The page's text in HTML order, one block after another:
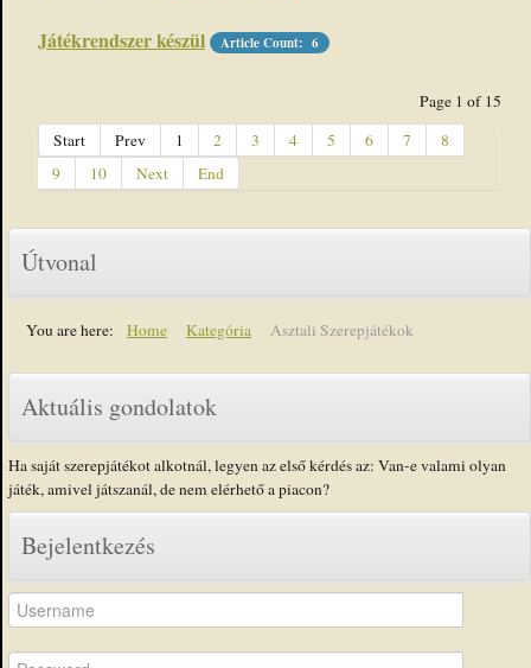
Játékrendszer készül Article Count: 6
Page 1 of 15
Start
Prev 1 2 3 4 5 6 7
8
9
10 Next End
Útvonal
You are here: Home Kategória Asztali Szerepjátékok
Aktuális gondolatok
Ha saját szerepjátékot alkotnál, legyen az első kérdés az: Van-e valami olyan
játék, amivel játszanál, de nem elérhető a piacon?
Bejelentkezés